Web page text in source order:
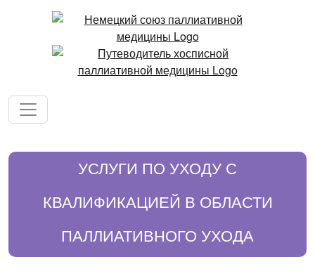
УСЛУГИ ПО УХОДУ С
КВАЛИФИКАЦИЕЙ В ОБЛАСТИ
ПАЛЛИАТИВНОГО УХОДА